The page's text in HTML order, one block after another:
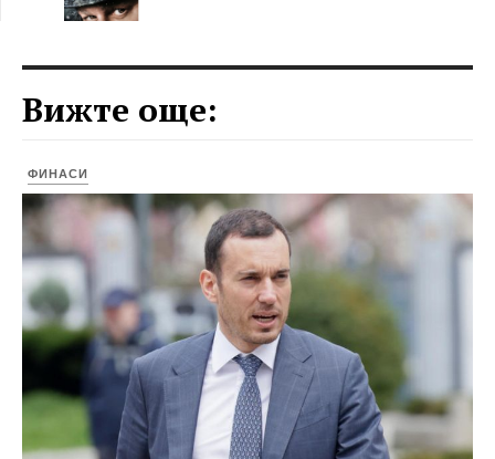
Вижте още:
ФИНАСИ